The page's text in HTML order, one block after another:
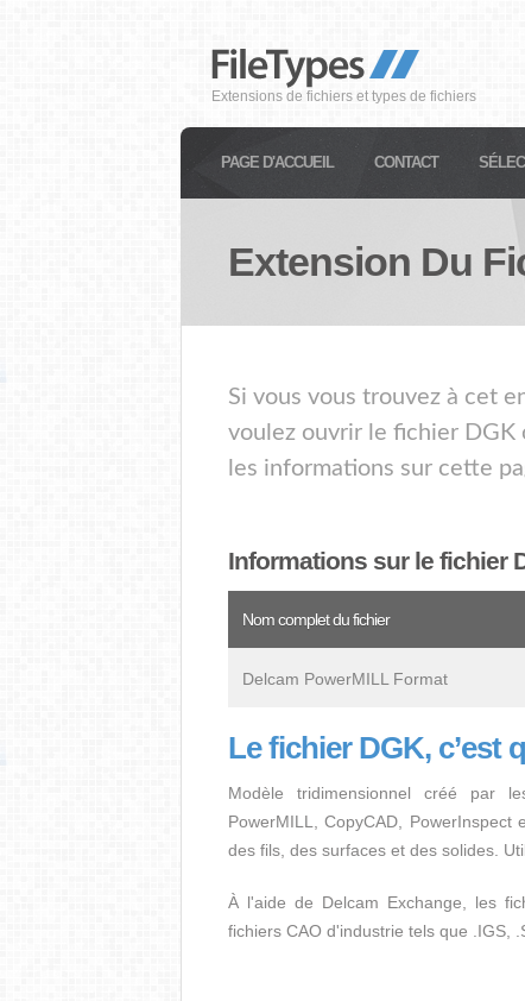
Extensions de fichiers et types de fichiers
PAGE D'ACCUEIL CONTACT
Extension Du
Si vous vous trouvez à cet
voulez ouvrir le fichier
les informations sur cette
Informations sur le fichier
Nom complet du fichier
Delcam PowerMILL Format
Le fichier DGK, c’est
Modèle tridimensionnel créé par
PowerMILL, CopyCAD,
des fils, des surfaces et des solides.
À l'aide de Delcam Exchange, les
fichiers CAO d'industrie tels que .IGS,